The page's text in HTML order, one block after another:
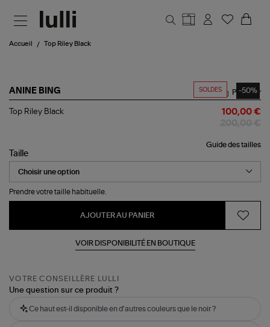
Accueil Top Riley Black
SOLDES -50%
ANINE BING
Top
Partager
Top Riley Black 100,00 €
Guide des tailles
Taille
Prendre votre taille habituelle.
AJOUTER AU PANIER
VOIR DISPONIBILITÉ EN BOUTIQUE
VOTRE CONSEILLÈRE LULLI
Une question sur ce produit ?
Ce haut est-il disponible en d'autres couleurs que le noir ?